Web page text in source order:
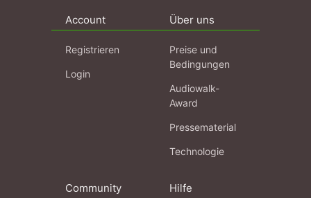
Account
Registrieren
Login
Über uns
Preise und
Bedingungen
Audiowalk-
Award
Pressematerial
Technologie
Community Hilfe